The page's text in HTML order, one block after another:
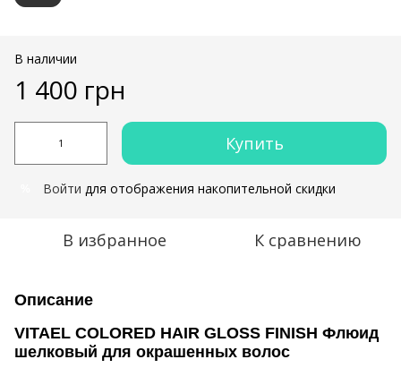
В наличии
1 400 грн
Купить
Войти для отображения накопительной скидки
В избранное К сравнению
Описание
VITAEL COLORED HAIR GLOSS FINISH Флюид
шелковый для окрашенных волос